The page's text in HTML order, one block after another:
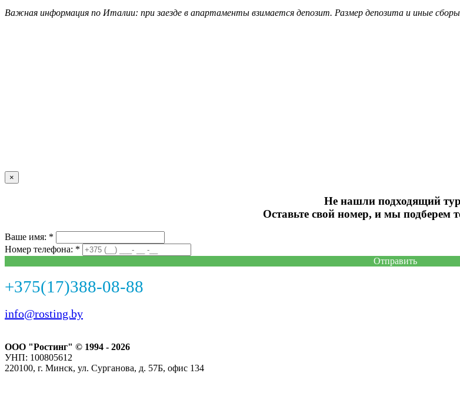
Важная информация по Италии: при заезде в апартаменты взимается депозит. Размер депозита и иные
×
Не нашли подходящий
Оставьте свой номер, и мы подберем
Ваше имя: *
Номер телефона: *
Отправить
+375(17)388-08-88
info@rosting.by
ООО "Ростинг" © 1994 - 2026
УНП: 100805612
220100, г. Минск, ул. Сурганова, д. 57Б, офис 134